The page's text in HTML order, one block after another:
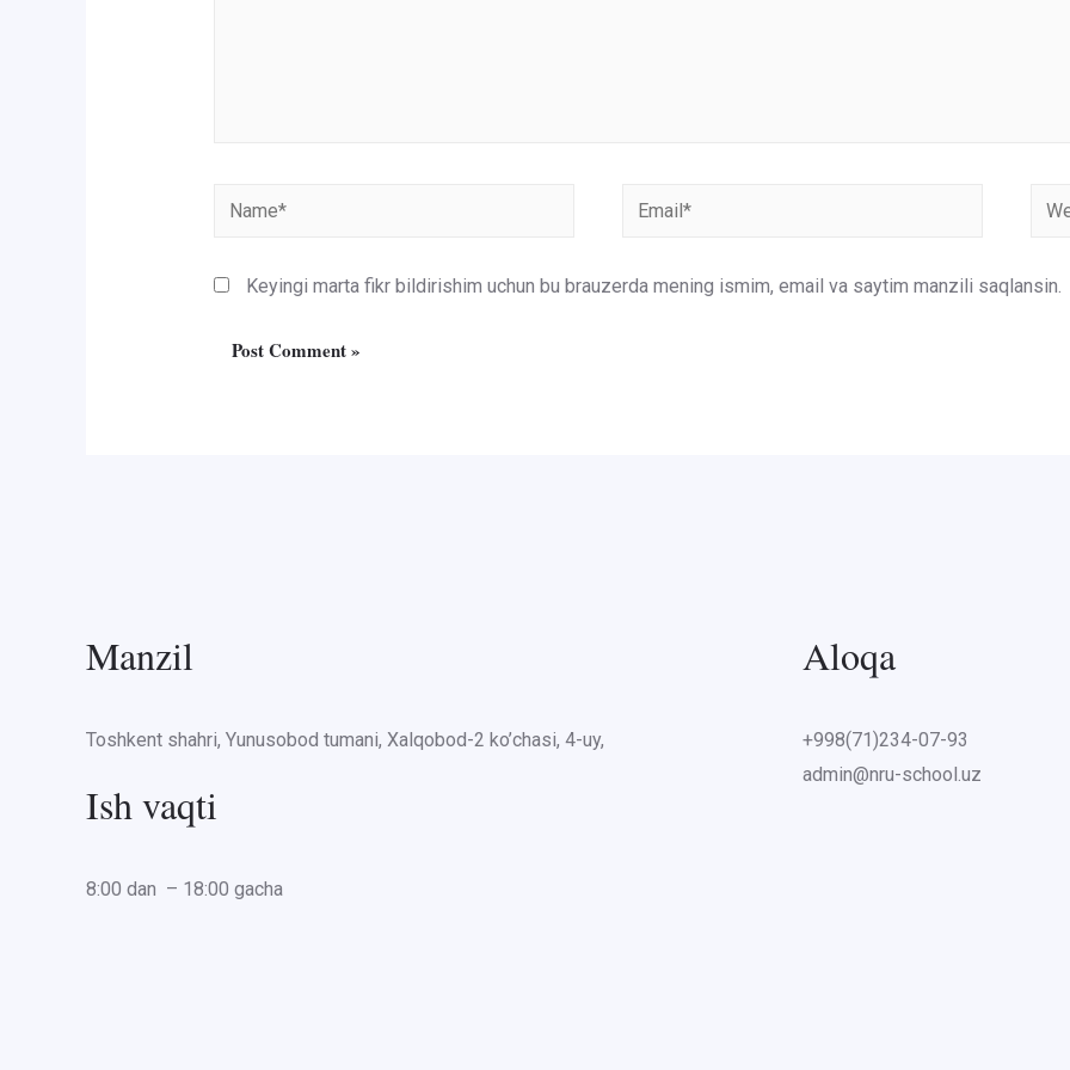
Name* Email*
Keyingi marta fikr bildirishim uchun bu brauzerda mening ismim, email va saytim manzili saqlansin.
Manzil
Toshkent shahri, Yunusobod tumani, Xalqobod-2 ko’chasi, 4-uy,
Ish vaqti
8:00 dan – 18:00 gacha
Aloqa
+998(71)234-07-93
admin@nru-school.uz